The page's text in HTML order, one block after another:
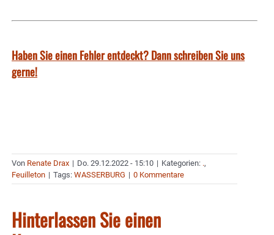
Haben Sie einen Fehler entdeckt? Dann schreiben Sie uns
gerne!
Von Renate Drax | Do. 29.12.2022 - 15:10 | Kategorien: .,
Feuilleton | Tags: WASSERBURG | 0 Kommentare
Hinterlassen Sie einen